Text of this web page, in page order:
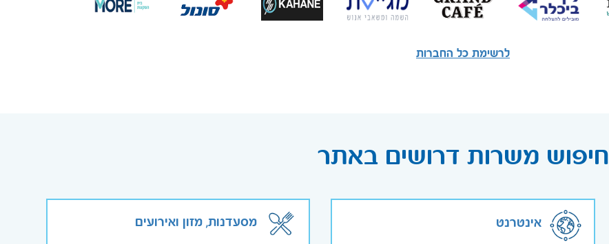
לרשימת כל החברות
חיפוש משרות דרושים באתר
אינטרנט מסעדנות, מזון ואירועים